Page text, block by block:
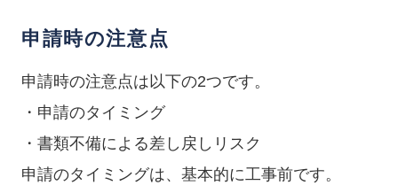
申請時の注意点
申請時の注意点は以下の2つです。
・申請のタイミング
・書類不備による差し戻しリスク
申請のタイミングは、基本的に工事前です。